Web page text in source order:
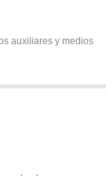
auxiliares y medios